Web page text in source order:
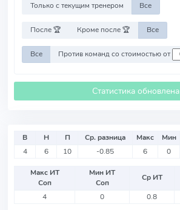
Только с текущим тренером Все
После 🏆 Кроме после 🏆 Все
Все Против команд со стоимостью от
Статистика обновлена
В Н П Ср. разница Макс Мин
4
6 10 -0.85 6 0
Макс ИТ
Соп
Мин ИТ
Соп
Ср ИТ
4
0 0.8